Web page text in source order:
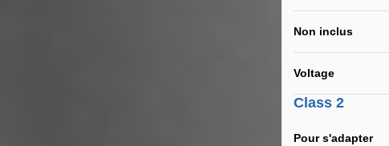
Non inclus
Voltage
Class 2
Pour s'adapter